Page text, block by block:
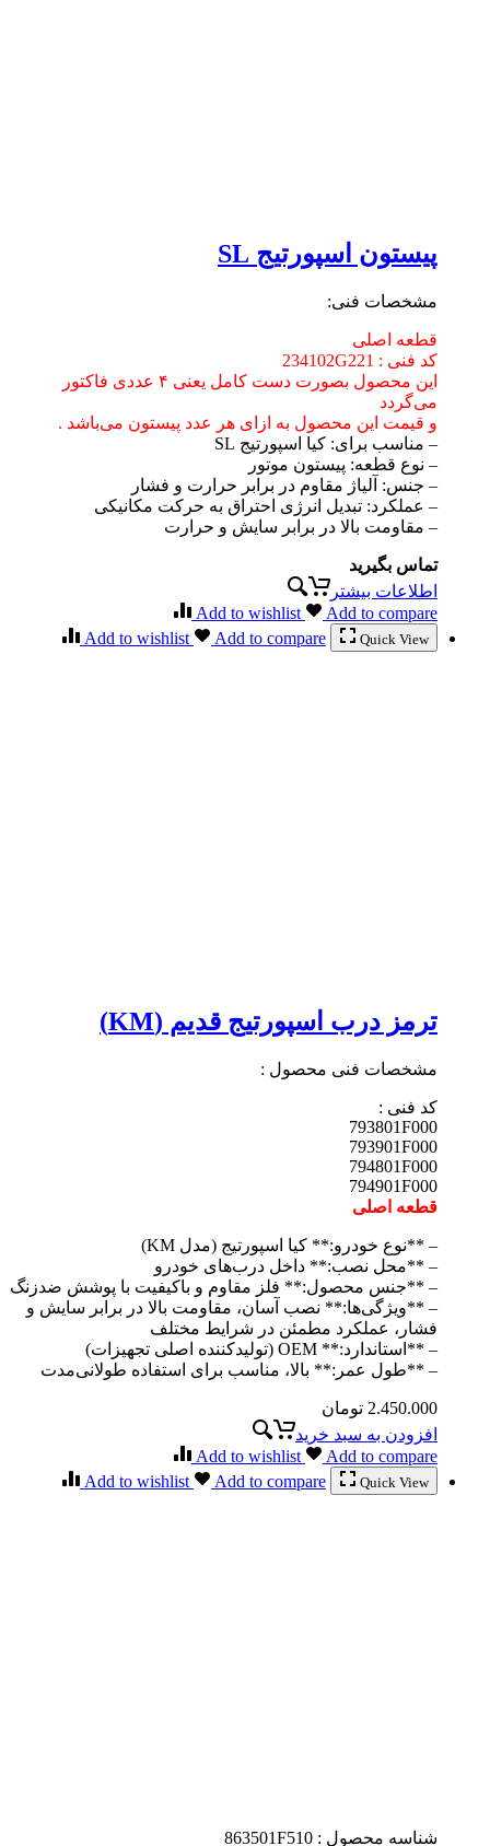
پیستون اسپورتیج SL
مشخصات فنی:
قطعه اصلی
کد فنی : 234102G221
این محصول بصورت دست کامل یعنی ۴ عددی فاکتور
می‌گردد
و قیمت این محصول به ازای هر عدد پیستون می‌باشد .
– مناسب برای: کیا اسپورتیج SL
– نوع قطعه: پیستون موتور
– جنس: آلیاژ مقاوم در برابر حرارت و فشار
– عملکرد: تبدیل انرژی احتراق به حرکت مکانیکی
– مقاومت بالا در برابر سایش و حرارت
تماس بگیرید
اطلاعات بیشتر
Add to wishlist
Add to compare
Quick View
Add to wishlist Add to compare
ترمز درب اسپورتیج قدیم (KM)
مشخصات فنی محصول :
کد فنی :
793801F000
793901F000
794801F000
794901F000
قطعه اصلی
– **نوع خودرو:** کیا اسپورتیج (مدل KM)
– **محل نصب:** داخل درب‌های خودرو
– **جنس محصول:** فلز مقاوم و باکیفیت با پوشش ضدزنگ
– **ویژگی‌ها:** نصب آسان، مقاومت بالا در برابر سایش و
فشار، عملکرد مطمئن در شرایط مختلف
– **استاندارد:** OEM (تولیدکننده اصلی تجهیزات)
– **طول عمر:** بالا، مناسب برای استفاده طولانی‌مدت
2.450.000 تومان
افزودن به سبد خرید
Add to wishlist
Add to compare
Quick View
Add to wishlist Add to compare
شناسه محصول : 863501F510